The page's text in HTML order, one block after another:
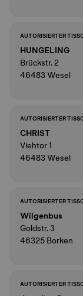
AUTORISIERTER
HUNGELING
Brückstr. 2
46483 Wesel
AUTORISIERTER
CHRIST
Viehtor 1
46483 Wesel
AUTORISIERTER
Wilgenbus
Goldstr. 3
46325 Borken
AUTORISIERTER